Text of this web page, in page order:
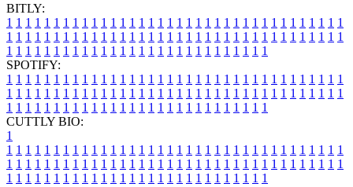
BITLY:
1 1 1 1 1 1 1 1 1 1 1 1 1 1 1 1 1 1 1 1 1 1 1 1 1 1 1 1 1 1 1 1 1 1 1 1
1 1 1 1 1 1 1 1 1 1 1 1 1 1 1 1 1 1 1 1 1 1 1 1 1 1 1 1 1 1 1 1 1 1 1 1
1 1 1 1 1 1 1 1 1 1 1 1 1 1 1 1 1 1 1 1 1 1 1 1 1 1 1 1
SPOTIFY:
1 1 1 1 1 1 1 1 1 1 1 1 1 1 1 1 1 1 1 1 1 1 1 1 1 1 1 1 1 1 1 1 1 1 1 1
1 1 1 1 1 1 1 1 1 1 1 1 1 1 1 1 1 1 1 1 1 1 1 1 1 1 1 1 1 1 1 1 1 1 1 1
1 1 1 1 1 1 1 1 1 1 1 1 1 1 1 1 1 1 1 1 1 1 1 1 1 1 1 1
CUTTLY BIO:
1
1 1 1 1 1 1 1 1 1 1 1 1 1 1 1 1 1 1 1 1 1 1 1 1 1 1 1 1 1 1 1 1 1 1 1 1
1 1 1 1 1 1 1 1 1 1 1 1 1 1 1 1 1 1 1 1 1 1 1 1 1 1 1 1 1 1 1 1 1 1 1 1
1 1 1 1 1 1 1 1 1 1 1 1 1 1 1 1 1 1 1 1 1 1 1 1 1 1 1 1